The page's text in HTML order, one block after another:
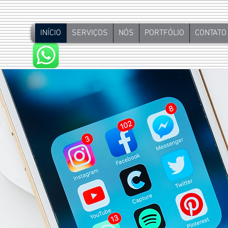
INÍCIO SERVIÇOS NÓS PORTFÓLIO CONTATO